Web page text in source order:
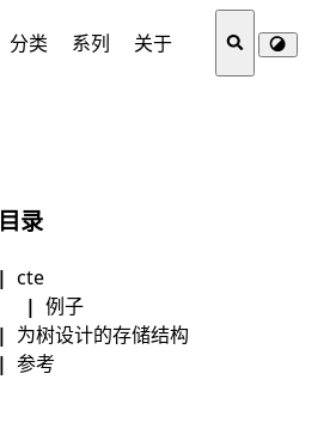
分类 系列 关于
目录
cte
例子
为树设计的存储结构
参考